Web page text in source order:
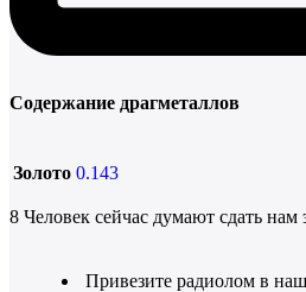
Содержание драгметаллов
Золото 0.143
8 Человек сейчас думают сдать нам
Привезите радиолом в